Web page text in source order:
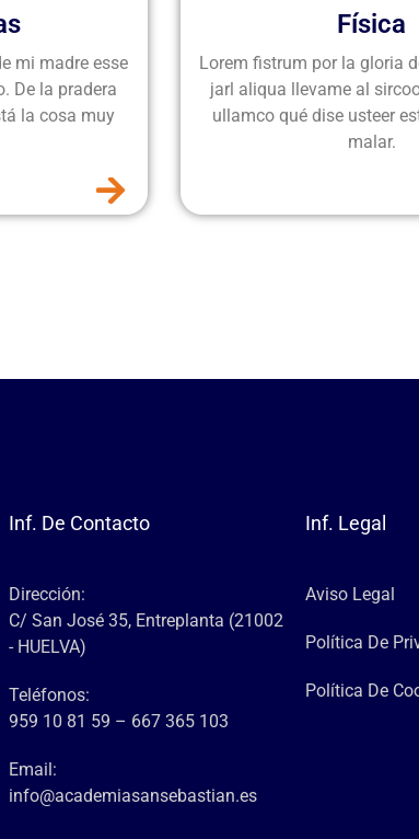
mi madre esse
De la pradera
la cosa muy
Física
Lorem fistrum por la gloria
jarl aliqua llevame al
ullamco qué dise usteer
malar.
Inf. De Contacto
Dirección:
C/ San José 35, Entreplanta (21002
- HUELVA)
Teléfonos:
959 10 81 59 – 667 365 103
Email:
info@academiasansebastian.es
Inf. Legal
Aviso Legal
Política De
Política De